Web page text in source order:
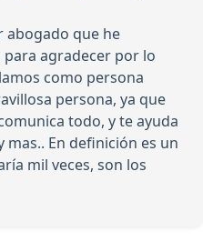
abogado que he
agradecer por lo
como persona
persona, ya que
todo, y te ayuda
mas.. En definición es un
mil veces, son los